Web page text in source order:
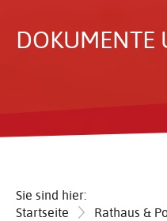
DOKU­MENTE
Sie sind hier:
Startseite
Rathaus &